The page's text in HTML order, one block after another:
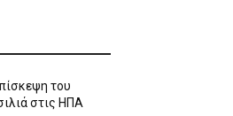
του
στις ΗΠΑ